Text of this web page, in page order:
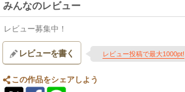
みんなのレビュー
レビュー募集中！
レビューを書く レビュー投稿で最大1000pt!
この作品をシェアしよう